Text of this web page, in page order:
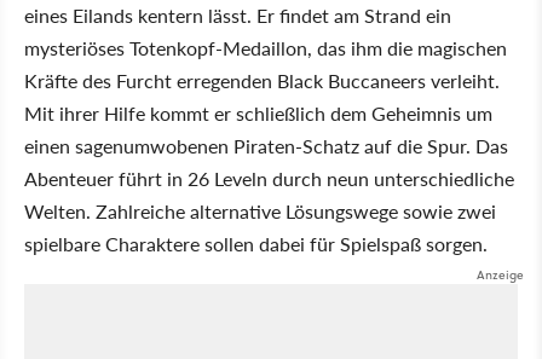
eines Eilands kentern lässt. Er findet am Strand ein
mysteriöses Totenkopf-Medaillon, das ihm die magischen
Kräfte des Furcht erregenden Black Buccaneers verleiht.
Mit ihrer Hilfe kommt er schließlich dem Geheimnis um
einen sagenumwobenen Piraten-Schatz auf die Spur. Das
Abenteuer führt in 26 Leveln durch neun unterschiedliche
Welten. Zahlreiche alternative Lösungswege sowie zwei
spielbare Charaktere sollen dabei für Spielspaß sorgen.